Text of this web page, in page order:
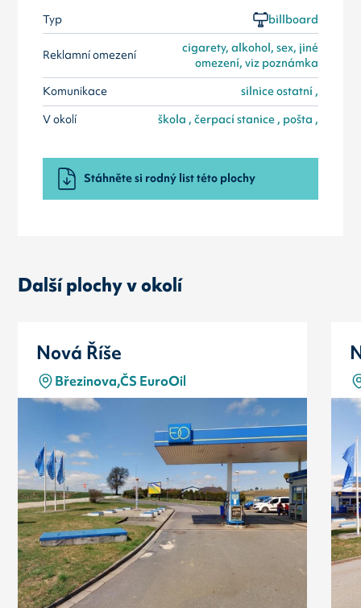
Typ billboard
Reklamní omezení
cigarety, alkohol, sex, jiné
omezení, viz poznámka
Komunikace
silnice ostatní ,
V okolí
škola , čerpací stanice , pošta ,
Stáhněte si rodný list této plochy
Další plochy v okolí
Nová Říše
Březinova,ČS EuroOil